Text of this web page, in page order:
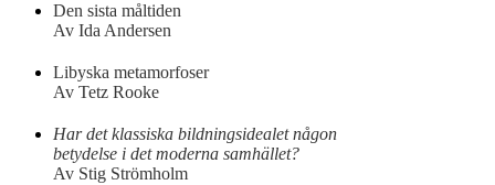
Den sista måltiden
Av Ida Andersen
Libyska metamorfoser
Av Tetz Rooke
Har det klassiska bildningsidealet någon
betydelse i det moderna samhället?
Av Stig Strömholm